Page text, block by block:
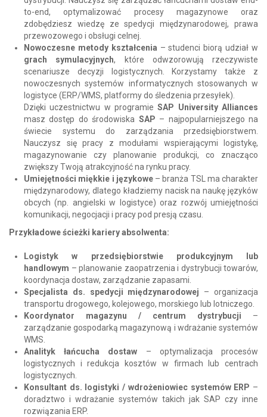
to-end, optymalizować procesy magazynowe oraz
zdobędziesz wiedzę ze spedycji międzynarodowej, prawa
przewozowego i obsługi celnej.
Nowoczesne metody kształcenia – studenci biorą udział w
grach symulacyjnych, które odwzorowują rzeczywiste
scenariusze decyzji logistycznych. Korzystamy także z
nowoczesnych systemów informatycznych stosowanych w
logistyce (ERP/WMS, platformy do śledzenia przesyłek).
Dzięki uczestnictwu w programieSAP University Alliances
masz dostęp do środowiska SAP – najpopularniejszego na
świecie systemu do zarządzania przedsiębiorstwem.
Nauczysz się pracy z modułami wspierającymi logistykę,
magazynowanie czy planowanie produkcji, co znacząco
zwiększy Twoją atrakcyjność na rynku pracy.
Umiejętności miękkie i językowe– branża TSL ma charakter
międzynarodowy, dlatego kładziemy nacisk na naukę języków
obcych (np. angielski w logistyce) oraz rozwój umiejętności
komunikacji, negocjacji i pracy pod presją czasu.
Przykładowe ścieżki kariery absolwenta:
Logistyk w przedsiębiorstwie produkcyjnym lub
handlowym – planowanie zaopatrzenia i dystrybucji towarów,
koordynacja dostaw, zarządzanie zapasami.
Specjalista ds. spedycji międzynarodowej – organizacja
transportu drogowego, kolejowego, morskiego lub lotniczego.
Koordynator magazynu / centrum dystrybucji –
zarządzanie gospodarką magazynową i wdrażanie systemów
WMS.
Analityk łańcucha dostaw – optymalizacja procesów
logistycznych i redukcja kosztów w firmach lub centrach
logistycznych.
Konsultant ds. logistyki / wdrożeniowiec systemów ERP –
doradztwo i wdrażanie systemów takich jak SAP czy inne
rozwiązania ERP.